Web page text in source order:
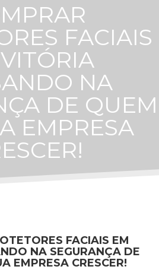
FACIAIS
NA
DE QUEM
EMPRESA
FACIAIS EM
NA SEGURANÇA DE
EMPRESA CRESCER!